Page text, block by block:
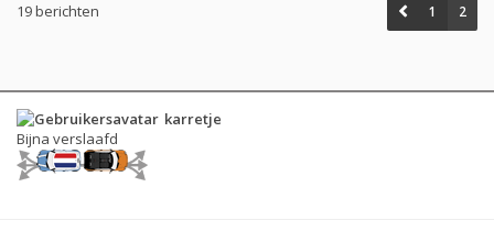
19 berichten 1 2
karretje
Bijna verslaafd